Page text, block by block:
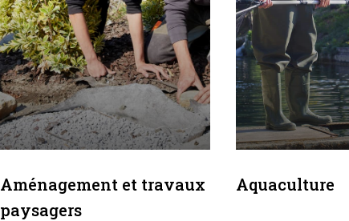
Aménagement et travaux
paysagers
Aquaculture